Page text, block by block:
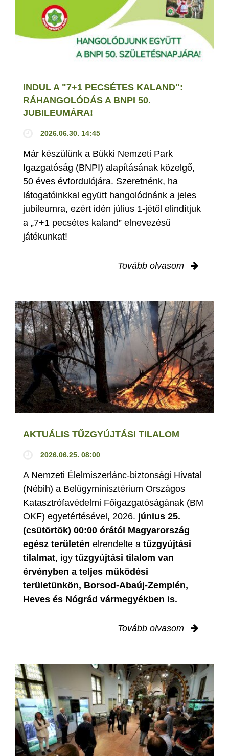
INDUL A "7+1 PECSÉTES KALAND":
RÁHANGOLÓDÁS A BNPI 50.
JUBILEUMÁRA!
2026.06.30. 14:45
Már készülünk a Bükki Nemzeti Park
Igazgatóság (BNPI) alapításának közelgő,
50 éves évfordulójára. Szeretnénk, ha
látogatóinkkal együtt hangolódnánk a jeles
jubileumra, ezért idén július 1-jétől elindítjuk
a „7+1 pecsétes kaland” elnevezésű
játékunkat!
Tovább olvasom
AKTUÁLIS TŰZGYÚJTÁSI TILALOM
2026.06.25. 08:00
A Nemzeti Élelmiszerlánc-biztonsági Hivatal
(Nébih) a Belügyminisztérium Országos
Katasztrófavédelmi Főigazgatóságának (BM
OKF) egyetértésével, 2026. június 25.
(csütörtök) 00:00 órától Magyarország
egész területén elrendelte a tűzgyújtási
tilalmat, így tűzgyújtási tilalom van
érvényben a teljes működési
területünkön, Borsod-Abaúj-Zemplén,
Heves és Nógrád vármegyékben is.
Tovább olvasom